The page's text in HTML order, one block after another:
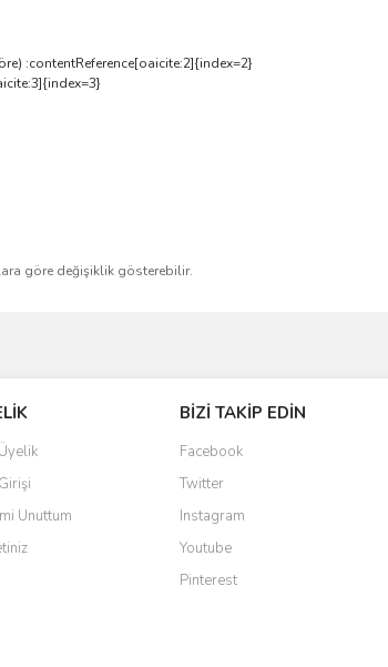
:contentReference[oaicite:2]{index=2}
göre değişiklik gösterebilir.
Unuttum
BİZİ TAKİP EDİN
Facebook
Twitter
Instagram
Youtube
Pinterest